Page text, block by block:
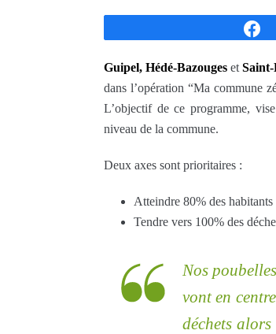
Guipel, Hédé-Bazouges et
dans l’opération “Ma commune
L’objectif de ce programme,
niveau de la commune.
Deux axes sont prioritaires :
Atteindre 80% des
Tendre vers 100% des
Nos
vont en
déchets